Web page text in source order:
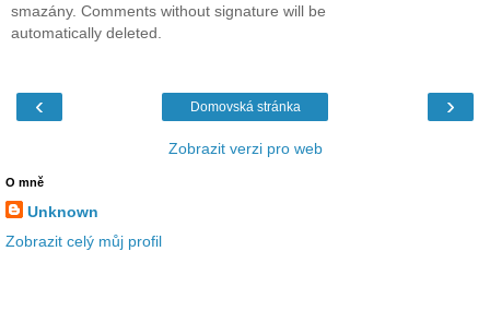
smazány. Comments without signature will be
automatically deleted.
‹ ›
Domovská stránka
Zobrazit verzi pro web
O mně
Unknown
Zobrazit celý můj profil